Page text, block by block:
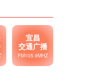
宜昌
交通广播
FM105.9MHZ